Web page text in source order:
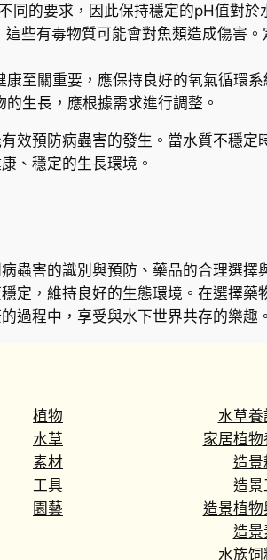
同的要求，因此保持穩定的pH值對於
這些有毒物質可能會對魚類造成傷害
至關重要，應保持良好的氧氣循環系
生長，應根據需求進行調整。
效預防病蟲害的發生。當水質不穩
、穩定的生長環境。
蟲害的識別與預防、藥品的合理選
定，維持良好的生態環境。在選擇
過程中，享受與水下世界共存的樂趣。
植物
水草
素材
工具
園藝
水草養
家居植
造景
造景
造景植
造景
水族饲